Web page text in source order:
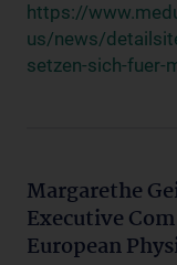
https://
us/news/
setzen-sich-fuer-
Margarethe
Executive
European